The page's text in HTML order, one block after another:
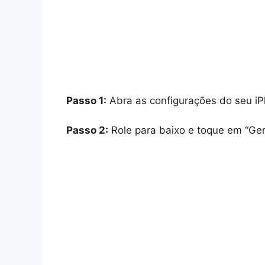
Passo 1: Abra as configurações do seu
Passo 2: Role para baixo e toque em